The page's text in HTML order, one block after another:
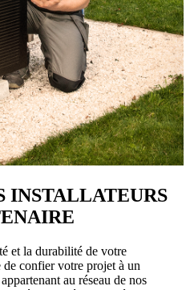
et la durabilité de votre
confier votre projet à un
au réseau de nos